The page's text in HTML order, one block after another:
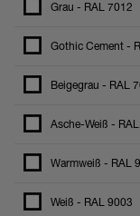
Grau - RAL 7012
Gothic Cement -
Beigegrau - RAL
Asche-Weiß -
Warmweiß - RAL
Weiß - RAL 9003